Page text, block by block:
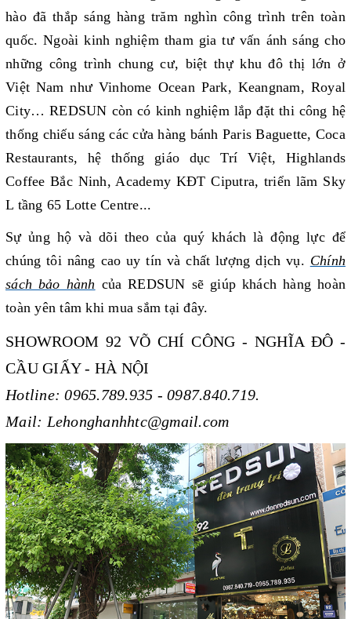
hào đã thắp sáng hàng trăm nghìn công trình trên toàn
quốc. Ngoài kinh nghiệm tham gia tư vấn ánh sáng cho
những công trình chung cư, biệt thự khu đô thị lớn ở
Việt Nam như Vinhome Ocean Park, Keangnam, Royal
City… REDSUN còn có kinh nghiệm lắp đặt thi công hệ
thống chiếu sáng các cửa hàng bánh Paris Baguette, Coca
Restaurants, hệ thống giáo dục Trí Việt, Highlands
Coffee Bắc Ninh, Academy KĐT Ciputra, triển lãm Sky
L tầng 65 Lotte Centre...
Sự ủng hộ và dõi theo của quý khách là động lực để
chúng tôi nâng cao uy tín và chất lượng dịch vụ. Chính
sách bảo hành của REDSUN sẽ giúp khách hàng hoàn
toàn yên tâm khi mua sắm tại đây.
SHOWROOM 92 VÕ CHÍ CÔNG - NGHĨA ĐÔ -
CẦU GIẤY - HÀ NỘI
Hotline: 0965.789.935 - 0987.840.719.
Mail: Lehonghanhhtc@gmail.com